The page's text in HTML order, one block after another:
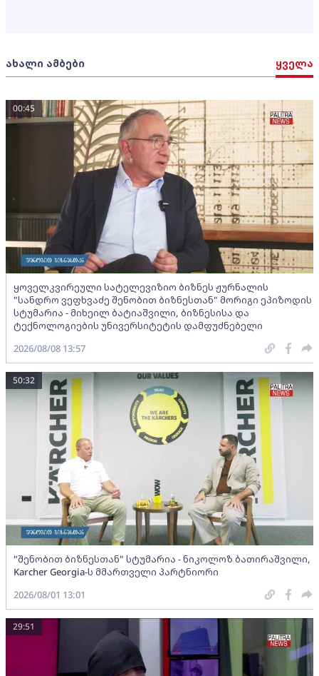
ახალი ამბები ყველა
ყოველკვირეული სატელევიზიო ბიზნეს ჟურნალის
"სანდრო ვეფხვაძე შენობით ბიზნესთან" მორიგი ეპიზოდის
სტუმარია - მიხეილ ბატიაშვილი, ბიზნესისა და
ტექნოლოგიების უნივერსიტეტის დამფუძნებელი
00:45
2026/08/08 13:57
"შენობით ბიზნესთან" სტუმარია - ნიკოლოზ ბათირაშვილი,
Karcher Georgia-ს მმართველი პარტნიორი
50:32
2026/08/01 13:01
29:51